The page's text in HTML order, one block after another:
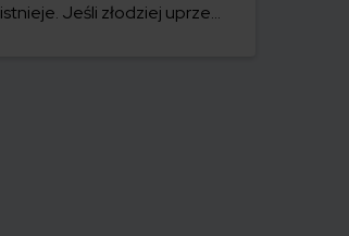
istnieje. Jeśli złodziej uprze